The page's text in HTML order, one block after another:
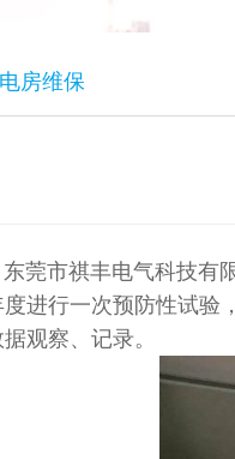
房维保
市祺丰电气科技有
度进行一次预防性试验
观察、记录。